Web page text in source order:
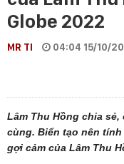
Globe 2022
MR TI 04:04 15/10/
Lâm Thu Hồng chia
cùng. Biển tạo nên tính
gợi cảm của Lâm Thu